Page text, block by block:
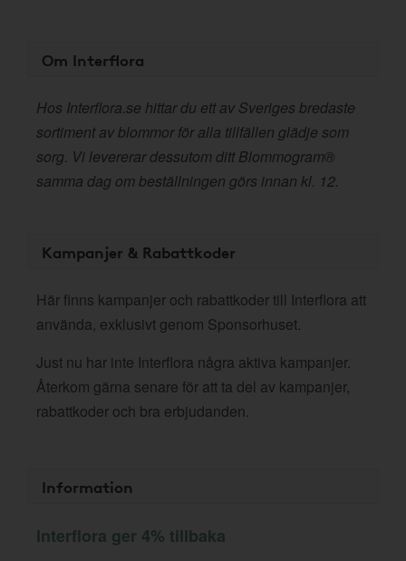
Om Interflora
Hos Interflora.se hittar du ett av Sveriges bredaste
sortiment av blommor för alla tillfällen glädje som
sorg. Vi levererar dessutom ditt Blommogram®
samma dag om beställningen görs innan kl. 12.
Kampanjer & Rabattkoder
Här finns kampanjer och rabattkoder till Interflora att
använda, exklusivt genom Sponsorhuset.
Just nu har inte Interflora några aktiva kampanjer.
Återkom gärna senare för att ta del av kampanjer,
rabattkoder och bra erbjudanden.
Information
Interflora ger 4% tillbaka